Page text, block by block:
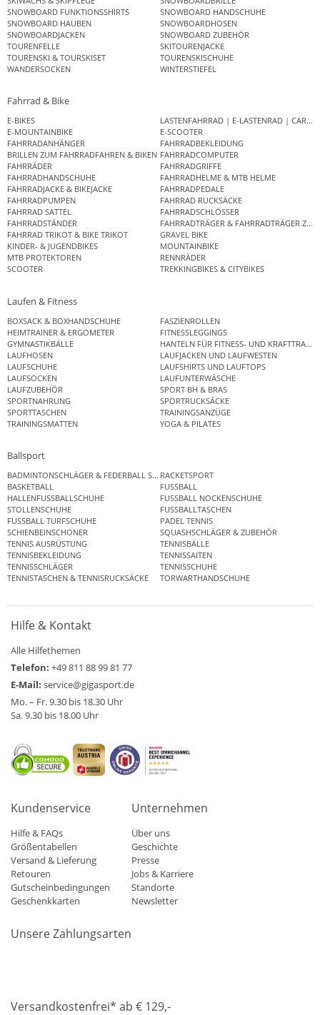
SNOWBOARD FUNKTIONSSHIRTS
SNOWBOARD HANDSCHUHE
SNOWBOARD HAUBEN
SNOWBOARDHOSEN
SNOWBOARDJACKEN
SNOWBOARD ZUBEHÖR
TOURENFELLE
SKITOURENJACKE
TOURENSKI & TOURSKISET
TOURENSKISCHUHE
WANDERSOCKEN
WINTERSTIEFEL
Fahrrad & Bike
E-BIKES
LASTENFAHRRAD | E-LASTENRAD |
E-MOUNTAINBIKE
E-SCOOTER
FAHRRADANHÄNGER
FAHRRADBEKLEIDUNG
BRILLEN ZUM FAHRRADFAHREN & BIKEN FAHRRADCOMPUTER
FAHRRÄDER
FAHRRADGRIFFE
FAHRRADHANDSCHUHE
FAHRRADHELME & MTB HELME
FAHRRADJACKE & BIKEJACKE
FAHRRADPEDALE
FAHRRADPUMPEN
FAHRRAD RUCKSÄCKE
FAHRRAD SATTEL
FAHRRADSCHLÖSSER
FAHRRADSTÄNDER
FAHRRADTRÄGER & FAHRRADTRÄGER
FAHRRAD TRIKOT & BIKE TRIKOT
GRAVEL BIKE
KINDER- & JUGENDBIKES
MOUNTAINBIKE
MTB PROTEKTOREN
RENNRÄDER
SCOOTER
TREKKINGBIKES & CITYBIKES
Laufen & Fitness
BOXSACK & BOXHANDSCHUHE
FASZIENROLLEN
HEIMTRAINER & ERGOMETER
FITNESSLEGGINGS
GYMNASTIKBÄLLE
HANTELN FÜR FITNESS- UND
LAUFHOSEN
LAUFJACKEN UND LAUFWESTEN
LAUFSCHUHE
LAUFSHIRTS UND LAUFTOPS
LAUFSOCKEN
LAUFUNTERWÄSCHE
LAUFZUBEHÖR
SPORT BH & BRAS
SPORTNAHRUNG
SPORTRUCKSÄCKE
SPORTTASCHEN
TRAININGSANZÜGE
TRAININGSMATTEN
YOGA & PILATES
Ballsport
BADMINTONSCHLÄGER & FEDERBALL SETSRACKETSPORT
BASKETBALL
FUSSBALL
HALLENFUSSBALLSCHUHE
FUSSBALL NOCKENSCHUHE
STOLLENSCHUHE
FUSSBALLTASCHEN
FUSSBALL TURFSCHUHE
PADEL TENNIS
SCHIENBEINSCHONER
SQUASHSCHLÄGER & ZUBEHÖR
TENNIS AUSRÜSTUNG
TENNISBÄLLE
TENNISBEKLEIDUNG
TENNISSAITEN
TENNISSCHLÄGER
TENNISSCHUHE
TENNISTASCHEN & TENNISRUCKSÄCKE
TORWARTHANDSCHUHE
Hilfe & Kontakt
Alle Hilfethemen
Telefon: +49 811 88 99 81 77
E-Mail: service@gigasport.de
Mo. – Fr. 9.30 bis 18.30 Uhr
Sa. 9.30 bis 18.00 Uhr
Kundenservice
Hilfe & FAQs
Größentabellen
Versand & Lieferung
Retouren
Gutscheinbedingungen
Geschenkkarten
Unternehmen
Über uns
Geschichte
Presse
Jobs & Karriere
Standorte
Newsletter
Unsere Zahlungsarten
Versandkostenfrei* ab € 129,-